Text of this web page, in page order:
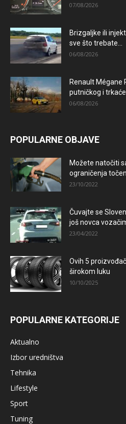
07/08/2026
Brizgaljke ili
sve što trebate...
06/08/2026
Renault Mégane
putničkog i
06/08/2026
POPULARNE OBJAVE
Možete natočiti
ograničenja
23/10/2022
Čuvajte se
još novca
23/04/2022
Ovih 5
širokom luku
10/10/2025
POPULARNE KATEGORIJE
Aktualno
Izbor uredništva
Tehnika
Lifestyle
Sport
Tuning